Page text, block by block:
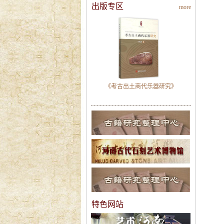
more
出版专区
《考古出土商代乐器研究》
特色网站